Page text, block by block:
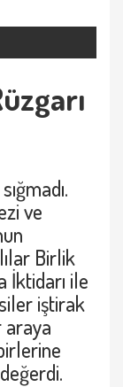
ve
Birlik
İktidarı ile
iştirak
araya